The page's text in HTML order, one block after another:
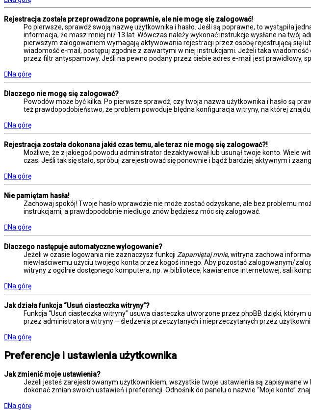
Rejestracja została przeprowadzona poprawnie, ale nie mogę się zalogować!
Po pierwsze, sprawdź swoją nazwę użytkownika i hasło. Jeśli są poprawne, to wystąpiła
informacja, że masz mniej niż 13 lat. Wówczas należy wykonać instrukcje wysłane na twój
pierwszym zalogowaniem wymagają aktywowania rejestracji przez osobę rejestrującą się
wiadomość e-mail, postępuj zgodnie z zawartymi w niej instrukcjami. Jeżeli taka
przez filtr antyspamowy. Jeśli na pewno podany przez ciebie adres e-mail jest prawidłowy,
Na górę
Dlaczego nie mogę się zalogować?
Powodów może być kilka. Po pierwsze sprawdź, czy twoja nazwa użytkownika i hasło są
też prawdopodobieństwo, że problem powoduje błędna konfiguracja witryny, na której
Na górę
Rejestracja została dokonana jakiś czas temu, ale teraz nie mogę się zalogować?!
Możliwe, że z jakiegoś powodu administrator dezaktywował lub usunął twoje konto. Wiele
czas. Jeśli tak się stało, spróbuj zarejestrować się ponownie i bądź bardziej aktywnym i
Na górę
Nie pamiętam hasła!
Zachowaj spokój! Twoje hasło wprawdzie nie może zostać odzyskane, ale bez problemu
instrukcjami, a prawdopodobnie niedługo znów będziesz móc się zalogować.
Na górę
Dlaczego następuje automatyczne wylogowanie?
Jeżeli w czasie logowania nie zaznaczysz funkcji Zapamiętaj mnie, witryna zachowa
niewłaściwemu użyciu twojego konta przez kogoś innego. Aby pozostać zalogowanym/
witryny z ogólnie dostępnego komputera, np. w bibliotece, kawiarence internetowej, sali
Na górę
Jak działa funkcja “Usuń ciasteczka witryny”?
Funkcja “Usuń ciasteczka witryny” usuwa ciasteczka utworzone przez phpBB dzięki,
przez administratora witryny – śledzenia przeczytanych i nieprzeczytanych przez
Na górę
Preferencje i ustawienia użytkownika
Jak zmienić moje ustawienia?
Jeżeli jesteś zarejestrowanym użytkownikiem, wszystkie twoje ustawienia są zapisywane
dokonać zmian swoich ustawień i preferencji. Odnośnik do panelu o nazwie “Moje konto”
Na górę